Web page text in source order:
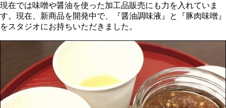
現在では味噌や醤油を使った加工品販売にも力を入れていま
す。現在、新商品を開発中で、『醤油調味液』と『豚肉味噌』
をスタジオにお持ちいただきました。